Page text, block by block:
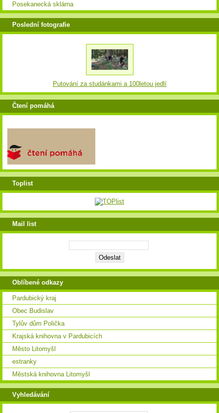
Posekanecká sklárna
Poslední fotografie
Putování za studánkami a 100letou jedlí
Čtení pomáhá
Toplist
Mail list
Oblíbené odkazy
Pardubický kraj
Obec Budislav
Tylův dům Polička
Krajská knihovna v Pardubicích
Město Litomyšl
estranky
Městská knihovna Litomyšl
Vyhledávání